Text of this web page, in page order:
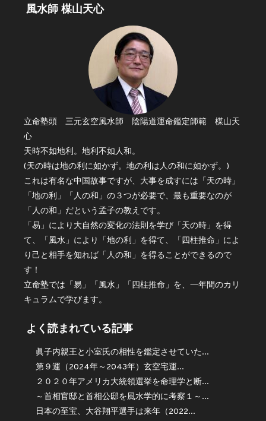
風水師 楳山天心
立命塾頭 三元玄空風水師 陰陽道運命鑑定師範 楳山天
心
天時不如地利。地利不如人和。
(天の時は地の利に如かず。地の利は人の和に如かず。)
これは有名な中国故事ですが、大事を成すには「天の時」
「地の利」「人の和」の３つが必要で、最も重要なのが
「人の和」だという孟子の教えです。
「易」により大自然の変化の法則を学び「天の時」を得
て、「風水」により「地の利」を得て、「四柱推命」によ
り己と相手を知れば「人の和」を得ることができるので
す！
立命塾では「易」「風水」「四柱推命」を、一年間のカリ
キュラムで学びます。
よく読まれている記事
眞子内親王と小室氏の相性を鑑定させていた...
第９運（2024年～2043年）玄空宅運...
２０２０年アメリカ大統領選挙を命理学と断...
～首相官邸と首相公邸を風水学的に考察１～...
日本の至宝、大谷翔平選手は来年（2022...